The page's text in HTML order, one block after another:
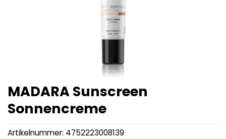
MADARA Sunscreen
Sonnencreme
Artikelnummer: 4752223008139